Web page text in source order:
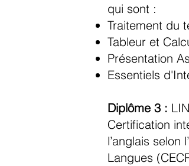
qui sont :
Traitement du
Tableur et
Présentation
Essentiels
Diplôme 3 :
Certification
l’anglais
Langues